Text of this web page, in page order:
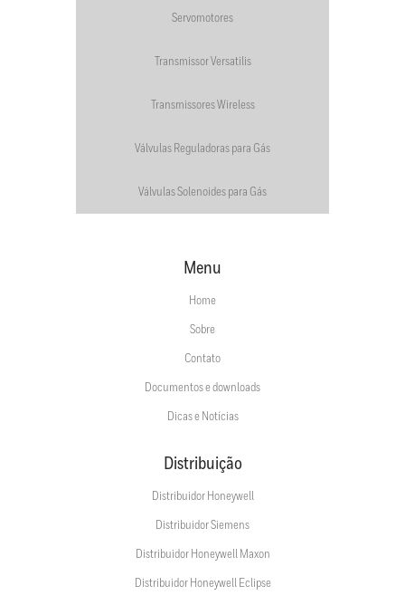
Servomotores
Transmissor Versatilis
Transmissores Wireless
Válvulas Reguladoras para Gás
Válvulas Solenoides para Gás
Menu
Home
Sobre
Contato
Documentos e downloads
Dicas e Notícias
Distribuição
Distribuidor Honeywell
Distribuidor Siemens
Distribuidor Honeywell Maxon
Distribuidor Honeywell Eclipse